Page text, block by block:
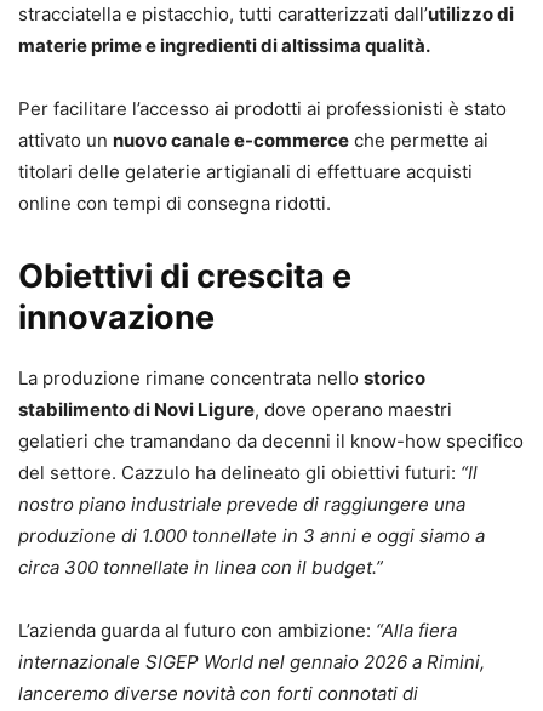
stracciatella e pistacchio, tutti caratterizzati dall’utilizzo di
materie prime e ingredienti di altissima qualità.
Per facilitare l’accesso ai prodotti ai professionisti è stato
attivato un nuovo canale e-commerce che permette ai
titolari delle gelaterie artigianali di effettuare acquisti
online con tempi di consegna ridotti.
Obiettivi di crescita e
innovazione
La produzione rimane concentrata nello storico
stabilimento di Novi Ligure, dove operano maestri
gelatieri che tramandano da decenni il know-how specifico
del settore. Cazzulo ha delineato gli obiettivi futuri: “Il
nostro piano industriale prevede di raggiungere una
produzione di 1.000 tonnellate in 3 anni e oggi siamo a
circa 300 tonnellate in linea con il budget.”
L’azienda guarda al futuro con ambizione: “Alla fiera
internazionale SIGEP World nel gennaio 2026 a Rimini,
lanceremo diverse novità con forti connotati di